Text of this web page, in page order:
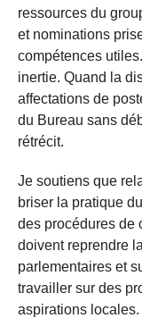
ressources du
et nominations
compétences
inertie. Quand la
affectations de
du Bureau sans
rétrécit.
Je soutiens que
briser la pratique
des procédures de
doivent reprendre
parlementaires et
travailler sur des
aspirations